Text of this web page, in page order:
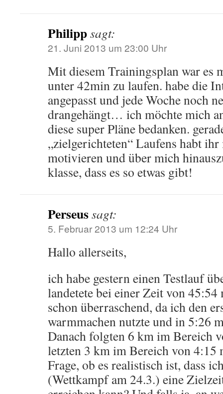
Philippsagt:
21. Juni 2013 um 23:00 Uhr
Mit diesem Trainingsplan war es
unter 42min zu laufen. habe die
angepasst und jede Woche noch
drangehängt… ich möchte mich
diese super Pläne bedanken.
„zielgerichteten“ Laufens habt
motivieren und über mich
klasse, dass es so etwas gibt!
Perseussagt:
5. Februar 2013 um 12:24 Uhr
Hallo allerseits,
ich habe gestern einen Testlauf
landetete bei einer Zeit von
schon überraschend, da ich den
warmmachen nutzte und in 5:26
Danach folgten 6 km im Bereich
letzten 3 km im Bereich von 4:15
Frage, ob es realistisch ist, dass
(Wettkampf am 24.3.) eine